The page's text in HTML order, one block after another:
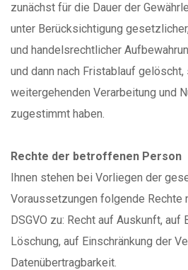
zunächst für die Dauer der
unter Berücksichtigung
und handelsrechtlicher
und dann nach Fristablauf
weitergehenden Verarbeitung und
zugestimmt haben.
Rechte der betroffenen Person
Ihnen stehen bei Vorliegen der
Voraussetzungen folgende Rechte
DSGVO zu: Recht auf Auskunft, auf
Löschung, auf Einschränkung der
Datenübertragbarkeit.